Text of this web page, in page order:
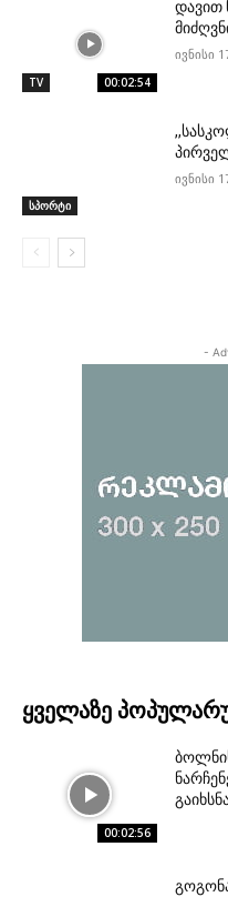
TV 00:02:54
დავით
ივნისი
სპორტი
ივნისი
-
ᲧᲕᲔᲚᲐᲖᲔ
00:02:56